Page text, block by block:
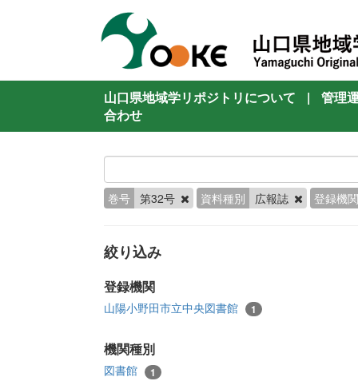
山口県地域学リポジトリについて |
管理
合わせ
巻号 第32号 資料種別 広報誌 登録機関
絞り込み
登録機関
山陽小野田市立中央図書館 1
機関種別
図書館 1